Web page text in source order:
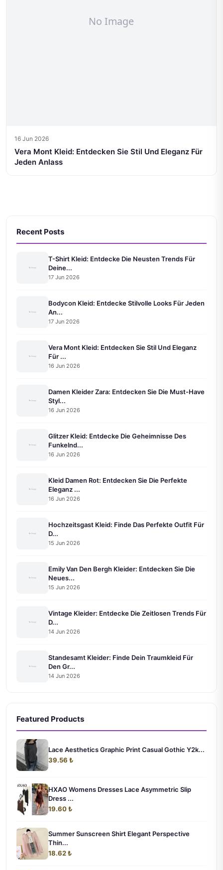
16 Jun 2026
Vera Mont Kleid: Entdecken Sie Stil Und Eleganz Für
Jeden Anlass
Recent Posts
T-Shirt Kleid: Entdecke Die Neusten Trends Für
Deine...
17 Jun 2026
Bodycon Kleid: Entdecke Stilvolle Looks Für Jeden
An...
17 Jun 2026
Vera Mont Kleid: Entdecken Sie Stil Und Eleganz
Für ...
16 Jun 2026
Damen Kleider Zara: Entdecken Sie Die Must-Have
Styl...
16 Jun 2026
Glitzer Kleid: Entdecke Die Geheimnisse Des
Funkelnd...
16 Jun 2026
Kleid Damen Rot: Entdecken Sie Die Perfekte
Eleganz ...
16 Jun 2026
Hochzeitsgast Kleid: Finde Das Perfekte Outfit Für
D...
15 Jun 2026
Emily Van Den Bergh Kleider: Entdecken Sie Die
Neues...
15 Jun 2026
Vintage Kleider: Entdecke Die Zeitlosen Trends Für
D...
14 Jun 2026
Standesamt Kleider: Finde Dein Traumkleid Für
Den Gr...
14 Jun 2026
Featured Products
Lace Aesthetics Graphic Print Casual Gothic Y2k...
39.56 ₺
HXAO Womens Dresses Lace Asymmetric Slip
Dress ...
19.60 ₺
Summer Sunscreen Shirt Elegant Perspective
Thin...
18.62 ₺